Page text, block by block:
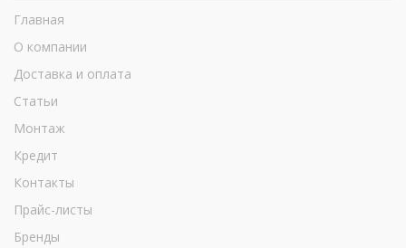
Главная
О компании
Доставка и оплата
Статьи
Монтаж
Кредит
Контакты
Прайс-листы
Бренды